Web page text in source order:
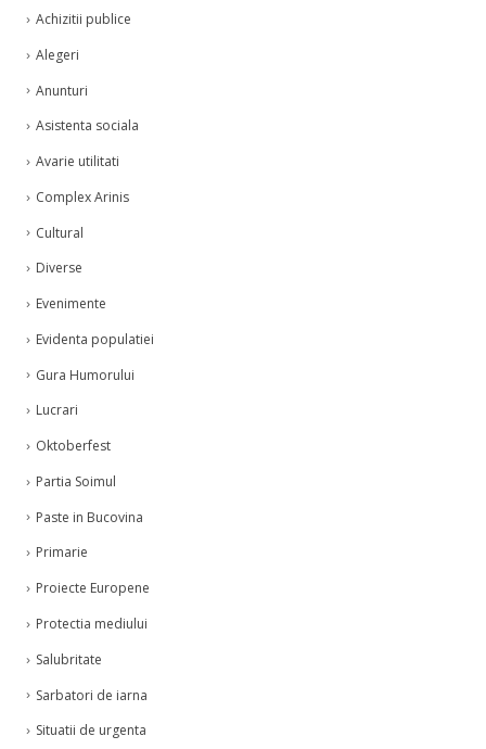
Achizitii publice
Alegeri
Anunturi
Asistenta sociala
Avarie utilitati
Complex Arinis
Cultural
Diverse
Evenimente
Evidenta populatiei
Gura Humorului
Lucrari
Oktoberfest
Partia Soimul
Paste in Bucovina
Primarie
Proiecte Europene
Protectia mediului
Salubritate
Sarbatori de iarna
Situatii de urgenta